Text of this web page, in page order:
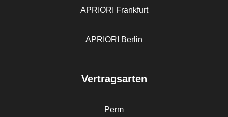
APRIORI Frankfurt
APRIORI Berlin
Vertragsarten
Perm